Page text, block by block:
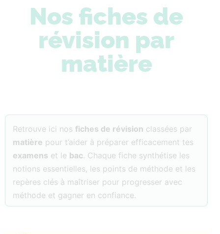
Nos fiches de
révision par
matière
Retrouve ici nos fiches de révision classées par
matière pour t’aider à préparer efficacement tes
examens et le bac. Chaque fiche synthétise les
notions essentielles, les points de méthode et les
repères clés à maîtriser pour progresser avec
méthode et gagner en confiance.